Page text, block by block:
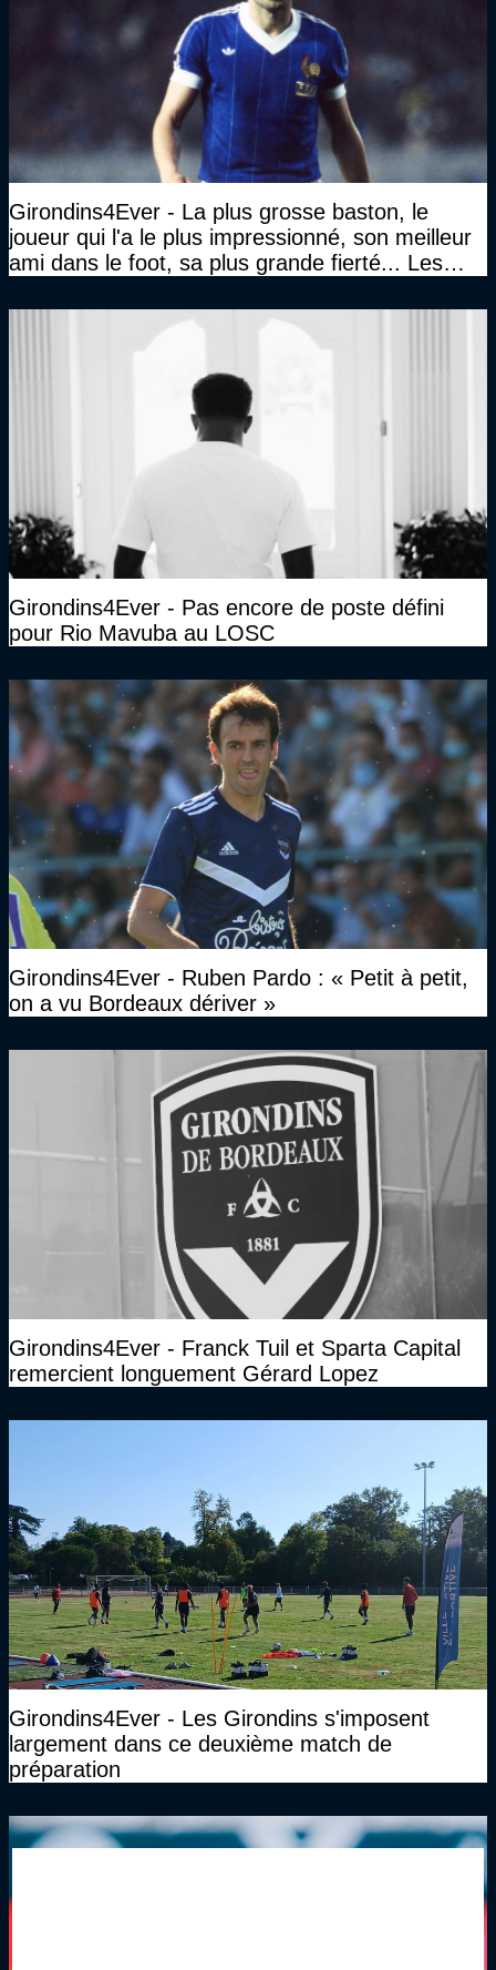
Girondins4Ever - La plus grosse baston, le
joueur qui l'a le plus impressionné, son meilleur
ami dans le foot, sa plus grande fierté... Les
Girondins4Ever - Pas encore de poste défini
pour Rio Mavuba au LOSC
Girondins4Ever - Ruben Pardo : « Petit à petit,
on a vu Bordeaux dériver »
Girondins4Ever - Franck Tuil et Sparta Capital
remercient longuement Gérard Lopez
Girondins4Ever - Les Girondins s'imposent
largement dans ce deuxième match de
préparation